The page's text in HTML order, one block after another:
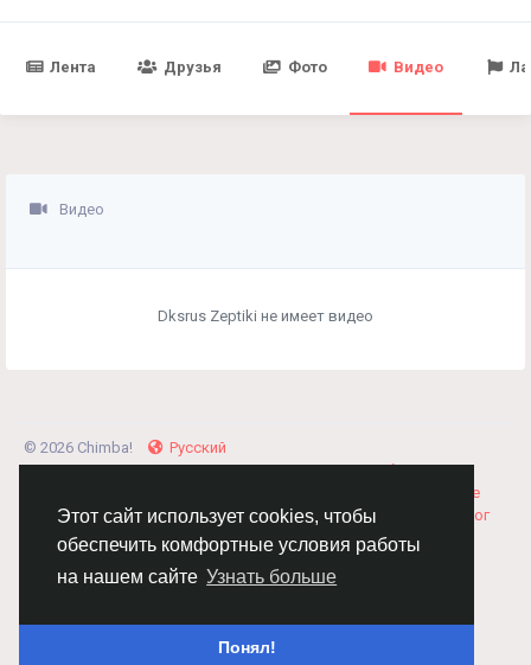
Этот сайт использует cookies, чтобы
обеспечить комфортные условия работы
на нашем сайте Узнать больше
Понял!
Лента Друзья Фото Видео
Видео
Dksrus Zeptiki не имеет видео
© 2026 Chimba!
Русский
Правила размещения и покупки товаров
Как добавить
Соглашение
Политика Конфиденциальности
Свяжитесь с нами Каталог